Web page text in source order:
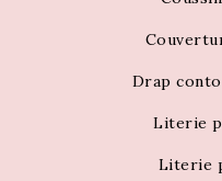
Drap
Literie
Literie